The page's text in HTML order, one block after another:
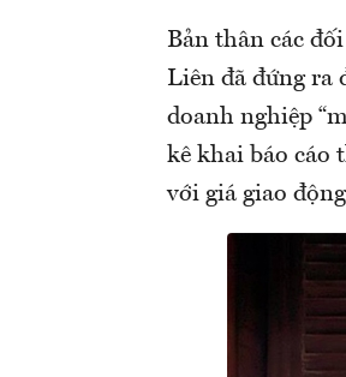
Bản thân các
Liên đã đứng ra
doanh nghiệp
kê khai báo cáo
với giá giao